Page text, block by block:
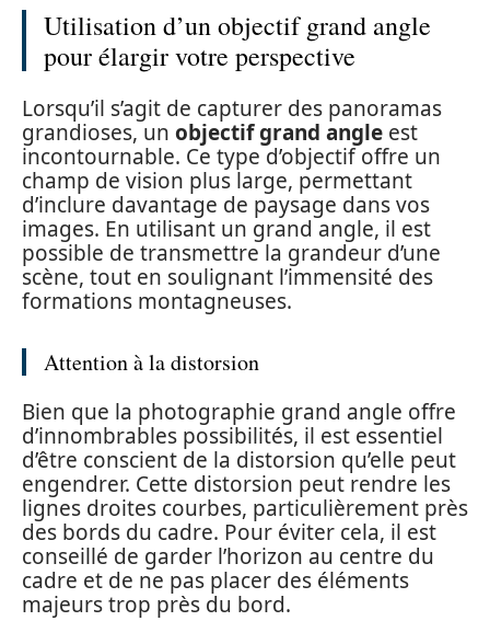
Utilisation d’un objectif grand angle
pour élargir votre perspective
Lorsqu’il s’agit de capturer des panoramas
grandioses, un objectif grand angle est
incontournable. Ce type d’objectif offre un
champ de vision plus large, permettant
d’inclure davantage de paysage dans vos
images. En utilisant un grand angle, il est
possible de transmettre la grandeur d’une
scène, tout en soulignant l’immensité des
formations montagneuses.
Attention à la distorsion
Bien que la photographie grand angle offre
d’innombrables possibilités, il est essentiel
d’être conscient de la distorsion qu’elle peut
engendrer. Cette distorsion peut rendre les
lignes droites courbes, particulièrement près
des bords du cadre. Pour éviter cela, il est
conseillé de garder l’horizon au centre du
cadre et de ne pas placer des éléments
majeurs trop près du bord.